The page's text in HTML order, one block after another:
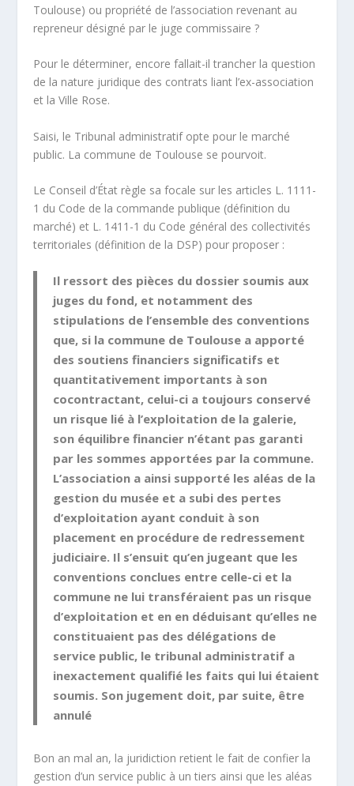
Toulouse) ou propriété de l’association revenant au
repreneur désigné par le juge commissaire ?
Pour le déterminer, encore fallait-il trancher la question
de la nature juridique des contrats liant l’ex-association
et la Ville Rose.
Saisi, le Tribunal administratif opte pour le marché
public. La commune de Toulouse se pourvoit.
Le Conseil d’État règle sa focale sur les articles L. 1111-
1 du Code de la commande publique (définition du
marché) et L. 1411-1 du Code général des collectivités
territoriales (définition de la DSP) pour proposer :
Il ressort des pièces du dossier soumis aux
juges du fond, et notamment des
stipulations de l’ensemble des conventions
que, si la commune de Toulouse a apporté
des soutiens financiers significatifs et
quantitativement importants à son
cocontractant, celui-ci a toujours conservé
un risque lié à l’exploitation de la galerie,
son équilibre financier n’étant pas garanti
par les sommes apportées par la commune.
L’association a ainsi supporté les aléas de la
gestion du musée et a subi des pertes
d’exploitation ayant conduit à son
placement en procédure de redressement
judiciaire. Il s’ensuit qu’en jugeant que les
conventions conclues entre celle-ci et la
commune ne lui transféraient pas un risque
d’exploitation et en en déduisant qu’elles ne
constituaient pas des délégations de
service public, le tribunal administratif a
inexactement qualifié les faits qui lui étaient
soumis. Son jugement doit, par suite, être
annulé
Bon an mal an, la juridiction retient le fait de confier la
gestion d’un service public à un tiers ainsi que les aléas